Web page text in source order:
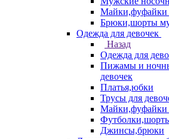
Майки,фуфайки
Брюки,шорты
Одежда для девочек
Назад
Одежда для
Пижамы и
девочек
Платья,юбки
Трусы для
Майки,фуфайки
Джинсы,брюки